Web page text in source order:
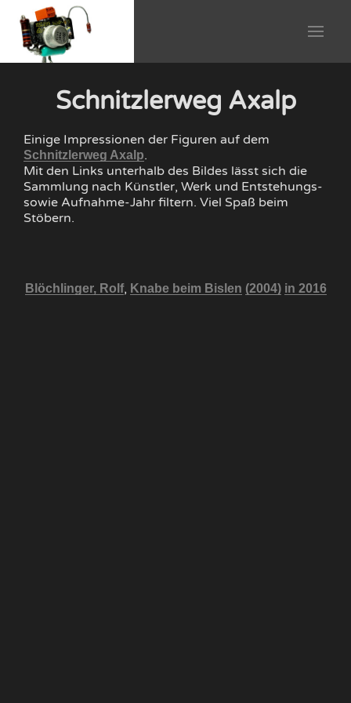
Schnitzlerweg Axalp
Einige Impressionen der Figuren auf dem
Schnitzlerweg Axalp.
Mit den Links unterhalb des Bildes lässt sich die
Sammlung nach Künstler, Werk und Entstehungs-
sowie Aufnahme-Jahr filtern. Viel Spaß beim
Stöbern.
Blöchlinger, Rolf, Knabe beim Bislen (2004) in 2016